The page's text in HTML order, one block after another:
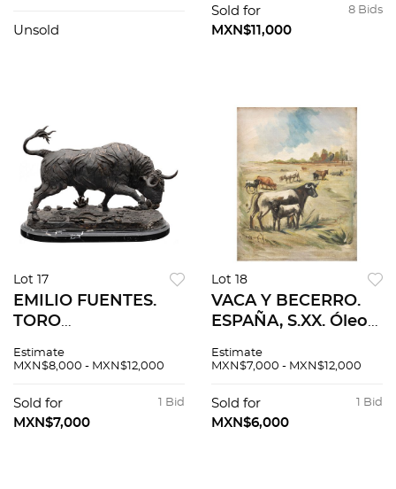
61 cm.
Unsold
fechada y seriada:
"Fuentes, 2004 1/15".
8 Bids
Sold for
MXN$11,000
Lot 17
EMILIO FUENTES.
TORO
Fundición en bronce
de mármol Firmada,
fechada y seriada:
Estimate
MXN$8,000 - MXN$12,000
1 Bid
Sold for
MXN$7,000
Lot 18
VACA Y BECERRO.
ESPAÑA, S.XX. Óleo
"C Ruano Llopis". 35
Estimate
MXN$7,000 - MXN$12,000
1 Bid
Sold for
MXN$6,000